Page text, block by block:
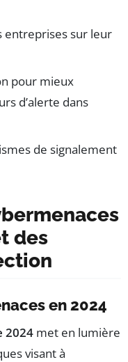
entreprises sur leur
pour mieux
d’alerte dans
de signalement
des
en 2024
2024 met en lumière
visant à